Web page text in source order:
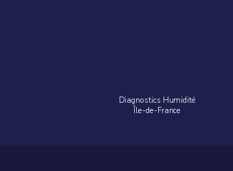
Diagnostics Humidité
Île-de-France